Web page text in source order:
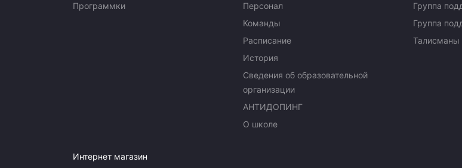
Программки
Персонал
Команды
Расписание
История
Сведения об образовательной
организации
АНТИДОПИНГ
О школе
Группа
Группа
Талисманы
Интернет магазин